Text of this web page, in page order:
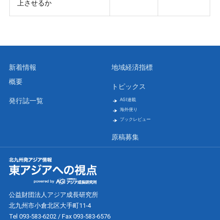
上させるか
新着情報
概要
発行誌一覧
地域経済指標
トピックス
AGI連載
海外便り
ブックレビュー
原稿募集
公益財団法人アジア成長研究所
北九州市小倉北区大手町11-4
Tel 093-583-6202 / Fax 093-583-6576